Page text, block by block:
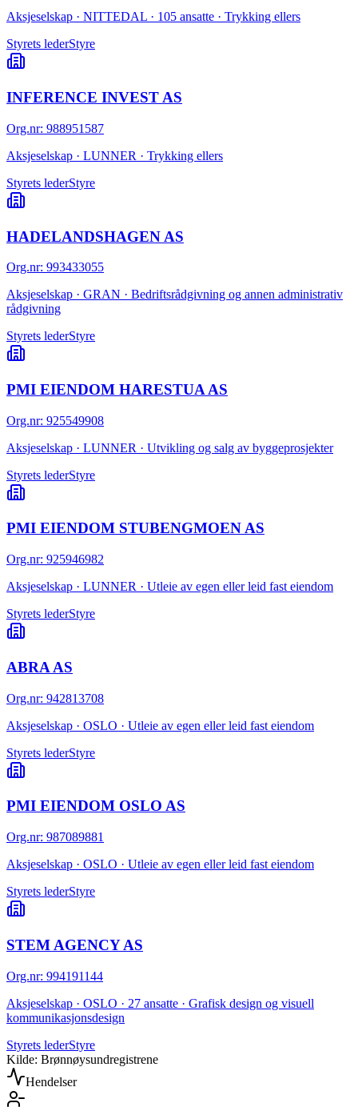
Aksjeselskap · NITTEDAL · 105 ansatte · Trykking ellers
Styrets lederStyre
INFERENCE INVEST AS
Org.nr: 988951587
Aksjeselskap · LUNNER · Trykking ellers
Styrets lederStyre
HADELANDSHAGEN AS
Org.nr: 993433055
Aksjeselskap · GRAN · Bedriftsrådgivning og annen administrativ
rådgivning
Styrets lederStyre
PMI EIENDOM HARESTUA AS
Org.nr: 925549908
Aksjeselskap · LUNNER · Utvikling og salg av byggeprosjekter
Styrets lederStyre
PMI EIENDOM STUBENGMOEN AS
Org.nr: 925946982
Aksjeselskap · LUNNER · Utleie av egen eller leid fast eiendom
Styrets lederStyre
ABRA AS
Org.nr: 942813708
Aksjeselskap · OSLO · Utleie av egen eller leid fast eiendom
Styrets lederStyre
PMI EIENDOM OSLO AS
Org.nr: 987089881
Aksjeselskap · OSLO · Utleie av egen eller leid fast eiendom
Styrets lederStyre
STEM AGENCY AS
Org.nr: 994191144
Aksjeselskap · OSLO · 27 ansatte · Grafisk design og visuell
kommunikasjonsdesign
Styrets lederStyre
Kilde: Brønnøysundregistrene
Hendelser